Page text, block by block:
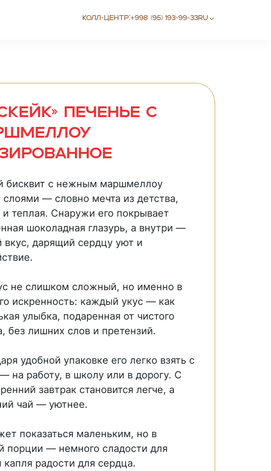
Колл-центр:+998 (95) 193-99-33RU
Печенье с
бисквит с нежным маршмеллоу
— словно мечта из детства,
и теплая. Снаружи его покрывает
шоколадная глазурь, а внутри —
вкус, дарящий сердцу уют и
не слишком сложный, но именно в
искренность: каждый укус — как
улыбка, подаренная от чистого
без лишних слов и претензий.
удобной упаковке его легко взять с
на работу, в школу или в дорогу. С
завтрак становится легче, а
чай — уютнее.
показаться маленьким, но в
порции — немного сладости для
радости для сердца.